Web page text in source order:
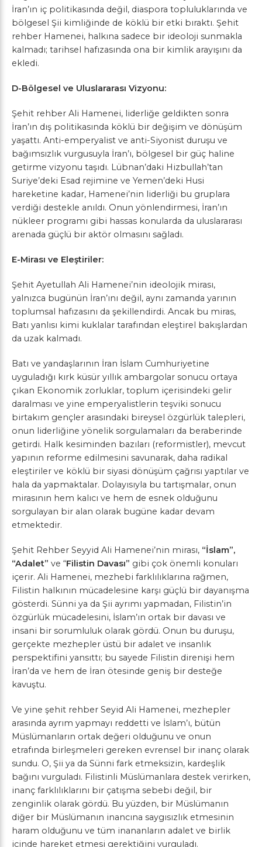
İran’ın iç politikasında değil, diaspora topluluklarında ve
bölgesel Şii kimliğinde de köklü bir etki bıraktı. Şehit
rehber Hamenei, halkına sadece bir ideoloji sunmakla
kalmadı; tarihsel hafızasında ona bir kimlik arayışını da
ekledi.
D-Bölgesel ve Uluslararası Vizyonu:
Şehit rehber Ali Hamenei, liderliğe geldikten sonra
İran’ın dış politikasında köklü bir değişim ve dönüşüm
yaşattı. Anti-emperyalist ve anti-Siyonist duruşu ve
bağımsızlık vurgusuyla İran’ı, bölgesel bir güç haline
getirme vizyonu taşıdı. Lübnan’daki Hizbullah’tan
Suriye’deki Esad rejimine ve Yemen’deki Husi
hareketine kadar, Hamenei’nin liderliği bu gruplara
verdiği destekle anıldı. Onun yönlendirmesi, İran’ın
nükleer programı gibi hassas konularda da uluslararası
arenada güçlü bir aktör olmasını sağladı.
E-Mirası ve Eleştiriler:
Şehit Ayetullah Ali Hamenei’nin ideolojik mirası,
yalnızca bugünün İran’ını değil, aynı zamanda yarının
toplumsal hafızasını da şekillendirdi. Ancak bu miras,
Batı yanlısı kimi kuklalar tarafından eleştirel bakışlardan
da uzak kalmadı.
Batı ve yandaşlarının İran İslam Cumhuriyetine
uyguladığı kırk küsür yıllık ambargolar sonucu ortaya
çıkan Ekonomik zorluklar, toplum içerisindeki gelir
daralması ve yine emperyalistlerin teşviki sonucu
birtakım gençler arasındaki bireysel özgürlük talepleri,
onun liderliğine yönelik sorgulamaları da beraberinde
getirdi. Halk kesiminden bazıları (reformistler), mevcut
yapının reforme edilmesini savunarak, daha radikal
eleştiriler ve köklü bir siyasi dönüşüm çağrısı yaptılar ve
hala da yapmaktalar. Dolayısıyla bu tartışmalar, onun
mirasının hem kalıcı ve hem de esnek olduğunu
sorgulayan bir alan olarak bugüne kadar devam
etmektedir.
Şehit Rehber Seyyid Ali Hamenei’nin mirası, “İslam”,
“Adalet” ve “Filistin Davası” gibi çok önemli konuları
içerir. Ali Hamenei, mezhebi farklılıklarına rağmen,
Filistin halkının mücadelesine karşı güçlü bir dayanışma
gösterdi. Sünni ya da Şii ayrımı yapmadan, Filistin’in
özgürlük mücadelesini, İslam’ın ortak bir davası ve
insani bir sorumluluk olarak gördü. Onun bu duruşu,
gerçekte mezhepler üstü bir adalet ve insanlık
perspektifini yansıttı; bu sayede Filistin direnişi hem
İran’da ve hem de İran ötesinde geniş bir desteğe
kavuştu.
Ve yine şehit rehber Seyid Ali Hamenei, mezhepler
arasında ayrım yapmayı reddetti ve İslam’ı, bütün
Müslümanların ortak değeri olduğunu ve onun
etrafında birleşmeleri gereken evrensel bir inanç olarak
sundu. O, Şii ya da Sünni fark etmeksizin, kardeşlik
bağını vurguladı. Filistinli Müslümanlara destek verirken,
inanç farklılıklarını bir çatışma sebebi değil, bir
zenginlik olarak gördü. Bu yüzden, bir Müslümanın
diğer bir Müslümanın inancına saygısızlık etmesinin
haram olduğunu ve tüm inananların adalet ve birlik
içinde hareket etmesi gerektiğini vurguladı.